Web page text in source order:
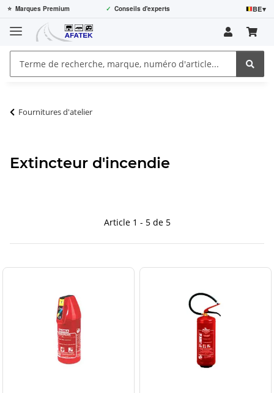
⭐ Marques Premium ✓ Conseils d'experts BE▾
Fournitures d'atelier
Extincteur d'incendie
Article 1 - 5 de 5